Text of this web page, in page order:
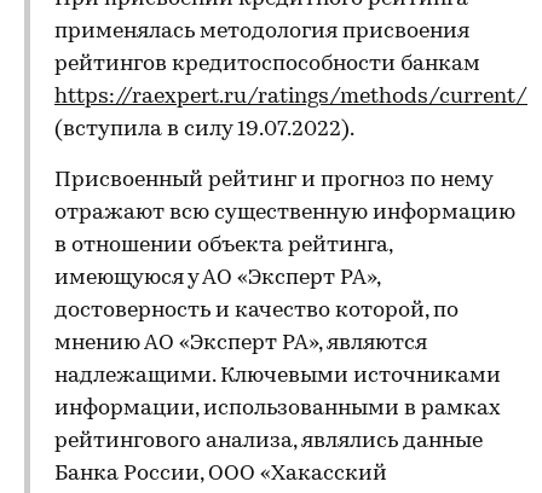
применялась методология присвоения
рейтингов кредитоспособности банкам
https://raexpert.ru/ratings/methods/current/
(вступила в силу 19.07.2022).
Присвоенный рейтинг и прогноз по нему
отражают всю существенную информацию
в отношении объекта рейтинга,
имеющуюся у АО «Эксперт РА»,
достоверность и качество которой, по
мнению АО «Эксперт РА», являются
надлежащими. Ключевыми источниками
информации, использованными в рамках
рейтингового анализа, являлись данные
Банка России, ООО «Хакасский